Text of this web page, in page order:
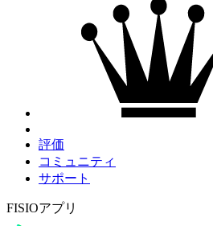
評価
コミュニティ
サポート
FISIOアプリ